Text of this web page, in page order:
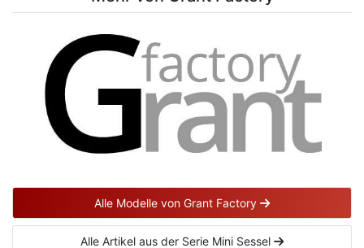
Alle Modelle von Grant Factory
Alle Artikel aus der Serie Mini Sessel